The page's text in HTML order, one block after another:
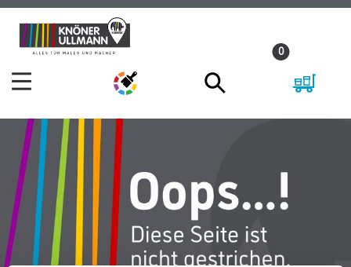
Zum
Inhalt
Zum
Navigationsmenü
0